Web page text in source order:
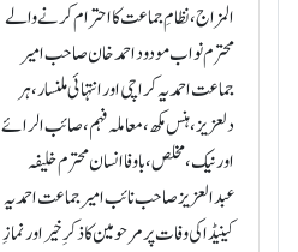
المزاج، نظامِ جماعت کا احترام کرنے والے
محترم نواب مودود احمد خان صاحب امیر
جماعت احمدیہ کراچی اور انتہائی ملنسار، ہر
دلعزیز، ہنس مکھ، معاملہ فہم، صائب الرائے
اور نیک، مخلص، باوفا انسان محترم خلیفہ
عبدالعزیز صاحب نائب امیر جماعت احمدیہ
کینیڈا کی وفات پر مرحومین کا ذکرِ خیر اور نمازِ